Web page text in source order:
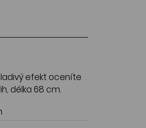
efekt oceníte
délka 68 cm.